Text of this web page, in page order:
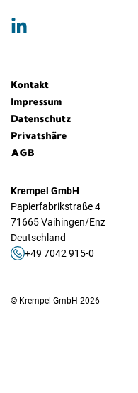
Kontakt
Impressum
Datenschutz
Privatshäre
AGB
Krempel GmbH
Papierfabrikstraße 4
71665 Vaihingen/Enz
Deutschland
+49 7042 915-0
© Krempel GmbH 2026